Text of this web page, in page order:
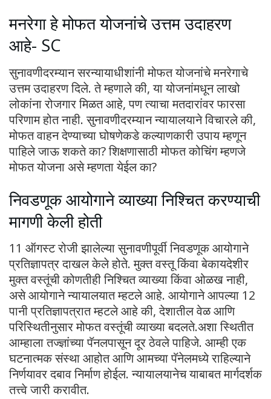
मनरेगा हे मोफत योजनांचे उत्तम उदाहरण
आहे- SC
सुनावणीदरम्यान सरन्यायाधीशांनी मोफत योजनांचे मनरेगाचे
उत्तम उदाहरण दिले. ते म्हणाले की, या योजनांमधून लाखो
लोकांना रोजगार मिळत आहे, पण त्याचा मतदारांवर फारसा
परिणाम होत नाही. सुनावणीदरम्यान न्यायालयाने विचारले की,
मोफत वाहन देण्याच्या घोषणेकडे कल्याणकारी उपाय म्हणून
पाहिले जाऊ शकते का? शिक्षणासाठी मोफत कोचिंग म्हणजे
मोफत योजना असे म्हणता येईल का?
निवडणूक आयोगाने व्याख्या निश्चित करण्याची
मागणी केली होती
11 ऑगस्ट रोजी झालेल्या सुनावणीपूर्वी निवडणूक आयोगाने
प्रतिज्ञापत्र दाखल केले होते. मुक्त वस्तू किंवा बेकायदेशीर
मुक्त वस्तूंची कोणतीही निश्चित व्याख्या किंवा ओळख नाही,
असे आयोगाने न्यायालयात म्हटले आहे. आयोगाने आपल्या 12
पानी प्रतिज्ञापत्रात म्हटले आहे की, देशातील वेळ आणि
परिस्थितीनुसार मोफत वस्तूंची व्याख्या बदलते.अशा स्थितीत
आम्हाला तज्ज्ञांच्या पॅनलपासून दूर ठेवले पाहिजे. आम्ही एक
घटनात्मक संस्था आहोत आणि आमच्या पॅनेलमध्ये राहिल्याने
निर्णयावर दबाव निर्माण होईल. न्यायालयानेच याबाबत मार्गदर्शक
तत्त्वे जारी करावीत.